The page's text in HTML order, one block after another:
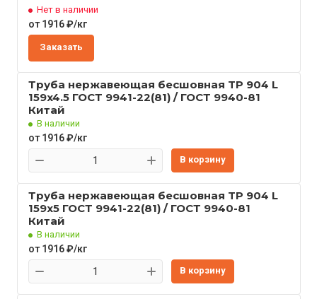
Нет в наличии
от 1916 ₽/кг
Заказать
Труба нержавеющая бесшовная TP 904 L
159x4.5 ГОСТ 9941-22(81) / ГОСТ 9940-81
Китай
В наличии
от 1916 ₽/кг
В корзину
Труба нержавеющая бесшовная TP 904 L
159x5 ГОСТ 9941-22(81) / ГОСТ 9940-81
Китай
В наличии
от 1916 ₽/кг
В корзину